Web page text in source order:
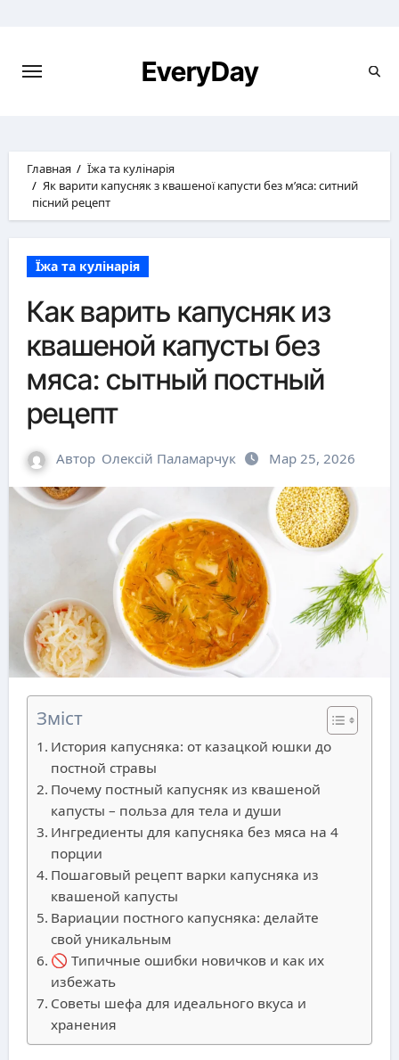
EveryDay
Главная
Їжа та кулінарія
Як варити капусняк з квашеної капусти без м’яса: ситний
пісний рецепт
Їжа та кулінарія
Как варить капусняк из
квашеной капусты без
мяса: сытный постный
рецепт
Автор Олексій Паламарчук Мар 25, 2026
Зміст
История капусняка: от казацкой юшки до
постной стравы
Почему постный капусняк из квашеной
капусты – польза для тела и души
Ингредиенты для капусняка без мяса на 4
порции
Пошаговый рецепт варки капусняка из
квашеной капусты
Вариации постного капусняка: делайте
свой уникальным
🚫 Типичные ошибки новичков и как их
избежать
Советы шефа для идеального вкуса и
хранения